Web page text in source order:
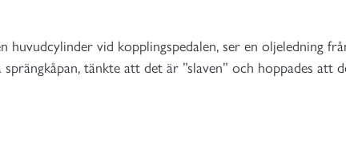
huvudcylinder vid kopplingspedalen, ser en oljeledning
tänkte att det är ”slaven” och hoppades att